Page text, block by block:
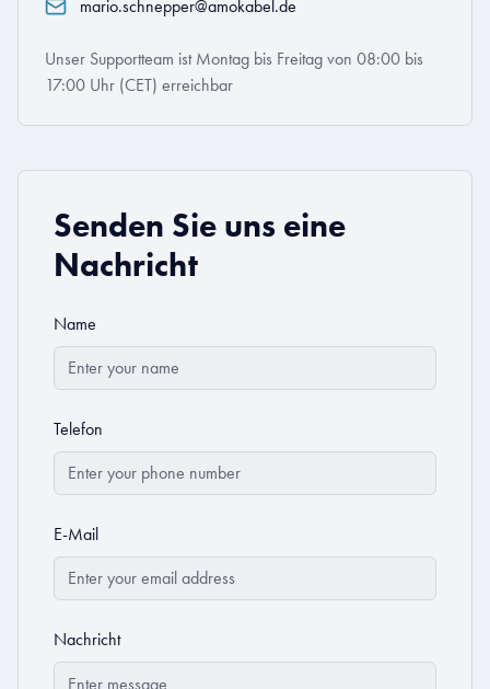
mario.schnepper@amokabel.de
Unser Supportteam ist Montag bis Freitag von 08:00 bis
17:00 Uhr (CET) erreichbar
Senden Sie uns eine
Nachricht
Name
Telefon
E-Mail
Nachricht